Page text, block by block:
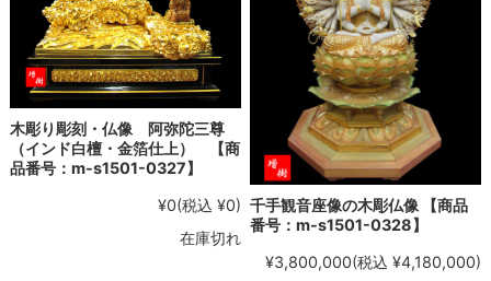
木彫り彫刻・仏像 阿弥陀三尊
（インド白檀・金箔仕上） 【商
品番号：m-s1501-0327】
¥0(税込 ¥0)
在庫切れ
千手観音座像の木彫仏像 【商品
番号：m-s1501-0328】
¥3,800,000(税込 ¥4,180,000)